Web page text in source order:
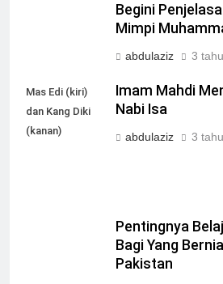
Begini
Mimpi
abdulaziz 3
Mas Edi (kiri)
dan Kang Diki
(kanan)
Imam Mahdi
Nabi Isa
abdulaziz 3
Pentingnya
Bagi Yang
Pakistan